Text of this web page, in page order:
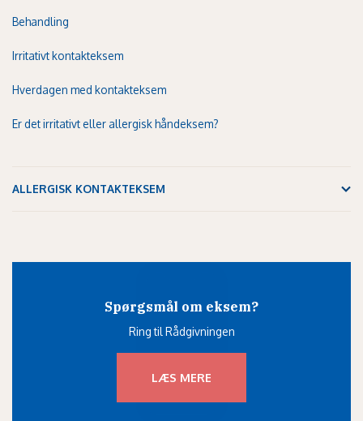
Behandling
Irritativt kontakteksem
Hverdagen med kontakteksem
Er det irritativt eller allergisk håndeksem?
ALLERGISK KONTAKTEKSEM
Spørgsmål om eksem?
Ring til Rådgivningen
LÆS MERE